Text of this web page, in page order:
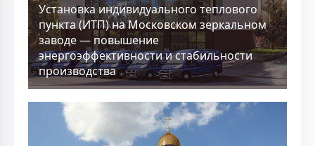
Установка индивидуального теплового
пункта (ИТП) на Московском зеркальном
заводе — повышение
энергоэффективности и стабильности
производства